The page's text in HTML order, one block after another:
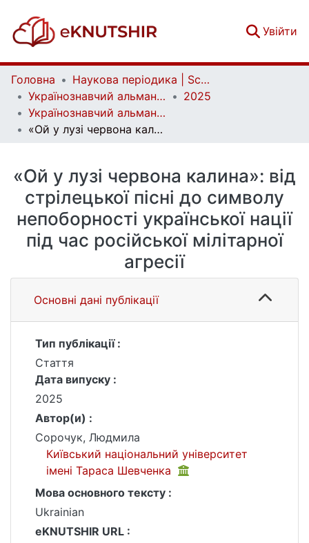
Увійти
Головна
Наукова періодика | Scientific periodicals
Українознавчий альманах | Almanac of Ukrainian Studies
2025
Українознавчий альманах. Випуск 36
«Ой у лузі червона калина»: від стрілецької пісні до символу непоборності української нації під час російської мілітарної агресії
«Ой у лузі червона калина»: від
стрілецької пісні до символу
непоборності української нації
під час російської мілітарної
агресії
Основні дані публікації
Тип публікації :
Стаття
Дата випуску :
2025
Автор(и) :
Сорочук, Людмила
Київський національний університет
імені Тараса Шевченка
Мова основного тексту :
Ukrainian
eKNUTSHIR URL :